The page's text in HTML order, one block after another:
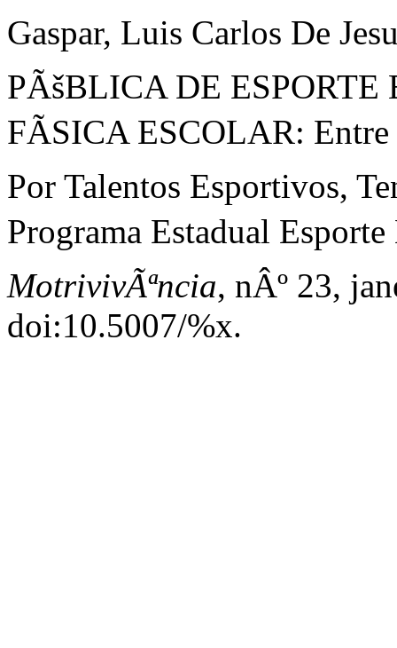
Gaspar, Luis Carlos De
PÃšBLICA DE
FÃSICA ESCOLAR:
Por Talentos Esportivos,
Programa Estadual Esporte
MotrivivÃªncia, nÂº 23,
doi:10.5007/%x.